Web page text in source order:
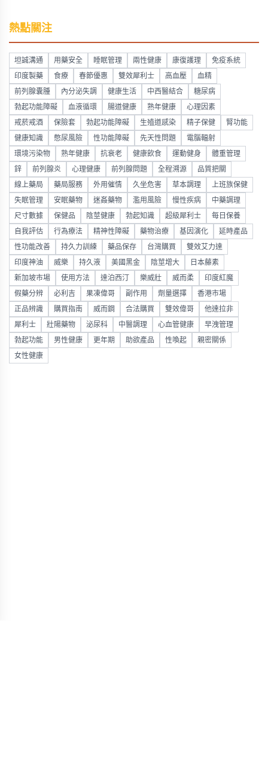
熱點關注
坦誠溝通 用藥安全 睡眠管理 兩性健康 康復護理 免疫系統
印度製藥 食療 春節優惠 雙效犀利士 高血壓 血精
前列腺囊腫 內分泌失調 健康生活 中西醫結合 糖尿病
勃起功能障礙 血液循環 腸道健康 熟年健康 心理因素
戒菸戒酒 保險套 勃起功能障礙 生殖道感染 精子保健 腎功能
健康知識 憋尿風險 性功能障礙 先天性問題 電腦輻射
環境污染物 熟年健康 抗衰老 健康飲食 運動健身 體重管理
鋅 前列腺炎 心理健康 前列腺問題 全程溯源 品質把關
線上藥局 藥局服務 外用催情 久坐危害 草本調理 上班族保健
失眠管理 安眠藥物 迷姦藥物 濫用風險 慢性疾病 中藥調理
尺寸數據 保健品 陰莖健康 勃起知識 超級犀利士 每日保養
自我評估 行為療法 精神性障礙 藥物治療 基因演化 延時產品
性功能改善 持久力訓練 藥品保存 台灣購買 雙效艾力達
印度神油 威樂 持久液 美國黑金 陰莖增大 日本藤素
新加坡市場 使用方法 達泊西汀 樂威壯 威而柔 印度紅魔
假藥分辨 必利吉 果凍偉哥 副作用 劑量選擇 香港市場
正品辨識 購買指南 威而鋼 合法購買 雙效偉哥 他達拉非
犀利士 壯陽藥物 泌尿科 中醫調理 心血管健康 早洩管理
勃起功能 男性健康 更年期 助欲產品 性喚起 親密關係
女性健康